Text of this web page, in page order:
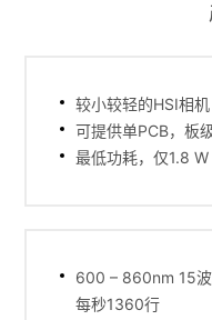
较小较轻的HSI相机
可提供单PCB，板
最低功耗，仅1.8 W
600 – 860nm 15
每秒1360行